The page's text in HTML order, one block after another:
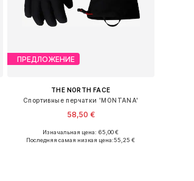
ПРЕДЛОЖЕНИЕ
THE NORTH FACE
Спортивные перчатки 'MONTANA'
58,50 €
Доступные размеры: L
Изначальная цена: 65,00 €
Последняя самая низкая цена:55,25 €